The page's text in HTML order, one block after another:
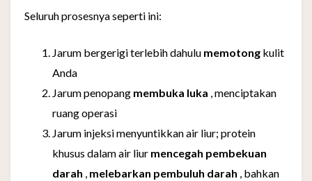
Seluruh prosesnya seperti ini:
Jarum bergerigi terlebih dahulu memotong kulit
Anda
Jarum penopang membuka luka , menciptakan
ruang operasi
Jarum injeksi menyuntikkan air liur; protein
khusus dalam air liur mencegah pembekuan
darah , melebarkan pembuluh darah , bahkan